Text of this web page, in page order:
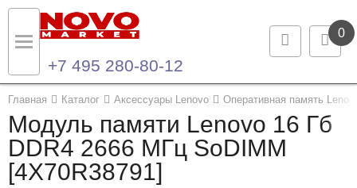
0
+7 495 280-80-12
Главная Каталог Аксессуары Lenovo Оперативная память
Модуль памяти Lenovo 16 Гб
DDR4 2666 МГц SoDIMM
[4X70R38791]
Назад
Каталог продукции
Ноутбуки и ультрабуки
Назад
Контакты
Контактная информация